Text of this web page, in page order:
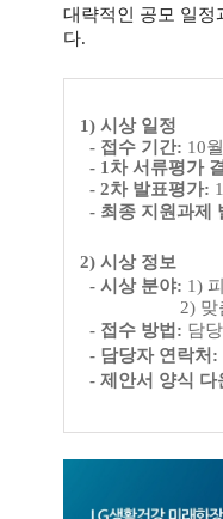
대략적인 공모 일정
다.
1) 시상 일정
- 접수 기간: 10
- 1차 서류평가
- 2차 발표평가:
- 최종 지원과제
2) 시상 정보
- 시상 분야: 1)
2) 맞춤형 화
- 접수 방법: 담
- 담당자 연락처:
- 제안서 양식 다